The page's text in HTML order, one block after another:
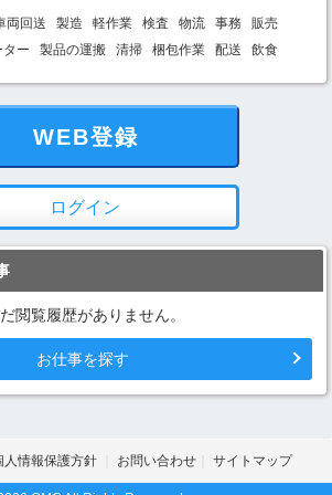
両回送 製造 軽作業 検査 物流 事務
販売
ー
製品の運搬 清掃 梱包作業 配送 飲食
WEB登録
ログイン
閲覧履歴がありません。
お仕事を探す
人情報保護方針 お問い合わせ サイトマップ